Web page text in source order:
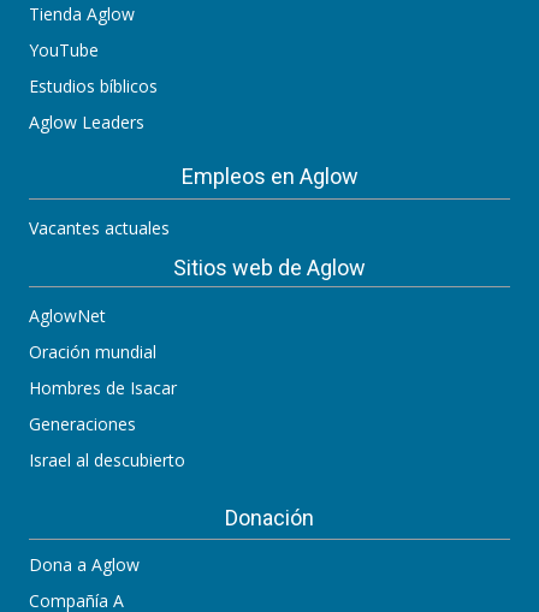
Tienda Aglow
YouTube
Estudios bíblicos
Aglow Leaders
Empleos en Aglow
Vacantes actuales
Sitios web de Aglow
AglowNet
Oración mundial
Hombres de Isacar
Generaciones
Israel al descubierto
Donación
Dona a Aglow
Compañía A